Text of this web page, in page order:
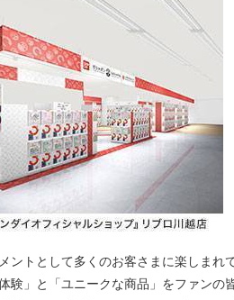
ントとして多くのお客さまに楽しまれ
験」と「ユニークな商品」をファンの